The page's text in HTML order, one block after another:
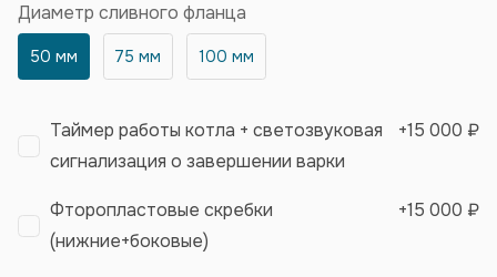
Диаметр сливного фланца
50 мм 75 мм 100 мм
Таймер работы котла + светозвуковая
сигнализация о завершении варки
+15 000 ₽
Фторопластовые скребки
(нижние+боковые)
+15 000 ₽